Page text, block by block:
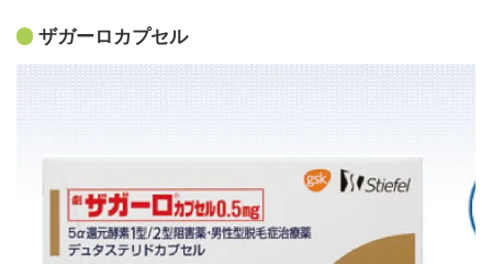
ザガーロカプセル